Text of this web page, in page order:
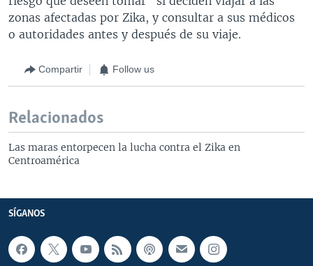
zonas afectadas por Zika, y consultar a sus médicos
o autoridades antes y después de su viaje.
Compartir Follow us
Relacionados
Las maras entorpecen la lucha contra el Zika en
Centroamérica
SÍGANOS